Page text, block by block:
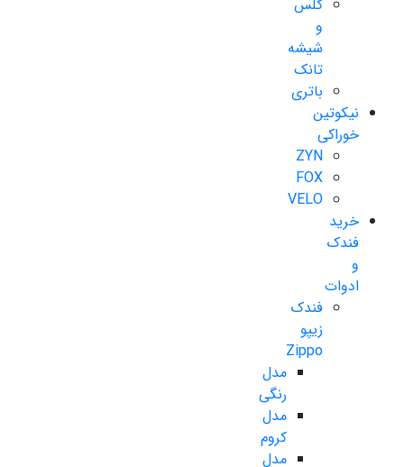
گلس
و
شیشه
تانک
باتری
نیکوتین
خوراکی
ZYN
FOX
VELO
خرید
فندک
و
ادوات
فندک
زیپو
Zippo
مدل
رنگی
مدل
کروم
مدل